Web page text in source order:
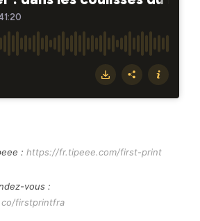
: https://fr.tipeee.com/first-print
vous :
firstprintfra